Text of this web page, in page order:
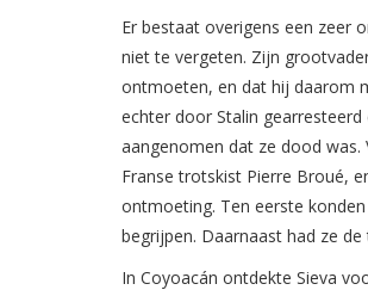
Er bestaat overigens een zeer
niet te vergeten. Zijn
ontmoeten, en dat hij daarom
echter door Stalin
aangenomen dat ze dood
Franse trotskist Pierre Broué,
ontmoeting. Ten eerste
begrijpen. Daarnaast had ze
In Coyoacán ontdekte Sieva